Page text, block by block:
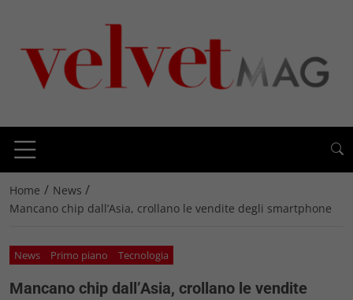
Home / News /
Mancano chip dall’Asia, crollano le vendite degli smartphone
News Primo piano Tecnologia
Mancano chip dall’Asia, crollano le vendite